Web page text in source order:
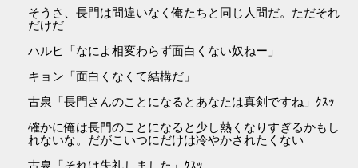
そうさ、長門は間違いなく俺たちと同じ人間だ。ただそれ
だけだ
ハルヒ「なによ相変わらず面白くない奴ねー」
キョン「面白くなくて結構だ」
古泉「長門さんのことになるとあなたは真剣ですね」ｸｽｯ
確かに俺は長門のことになると少し熱くなりすぎるかもし
れないな。だがこいつにだけは冷やかされたくない